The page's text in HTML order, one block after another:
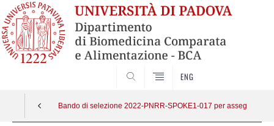
ENG
Bando di selezione 2022-PNRR-SPOKE1-017 per assegno di